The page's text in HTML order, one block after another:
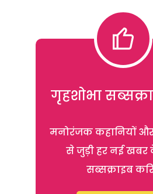
गृहशोभा
मनोरंजक कहानियों
से जुड़ी हर नई खबर
सब्सक्राइब